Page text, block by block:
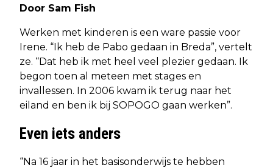
Door Sam Fish
Werken met kinderen is een ware passie voor
Irene. “Ik heb de Pabo gedaan in Breda”, vertelt
ze. “Dat heb ik met heel veel plezier gedaan. Ik
begon toen al meteen met stages en
invallessen. In 2006 kwam ik terug naar het
eiland en ben ik bij SOPOGO gaan werken”.
Even iets anders
“Na 16 jaar in het basisonderwijs te hebben